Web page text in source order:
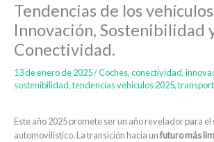
Tendencias de los
Innovación, Sostenibilidad
Conectividad.
13 de enero de 2025/Coches,conectividad,
sostenibilidad,tendencias vehículos 2025,
Este año 2025 promete ser un año revelador para el
automovilístico. La transición hacia unfuturo más